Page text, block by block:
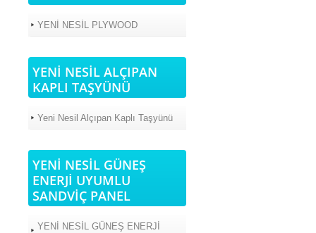
YENİ NESİL PLYWOOD
YENİ NESİL ALÇIPAN
KAPLI TAŞYÜNÜ
Yeni Nesil Alçıpan Kaplı Taşyünü
YENİ NESİL GÜNEŞ
ENERJİ UYUMLU
SANDVİÇ PANEL
YENİ NESİL GÜNEŞ ENERJİ